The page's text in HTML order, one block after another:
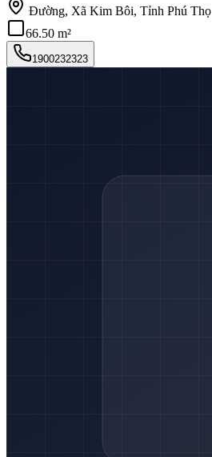
Đường, Xã Kim Bôi, Tỉnh Phú Thọ
66.50 m²
1900232323